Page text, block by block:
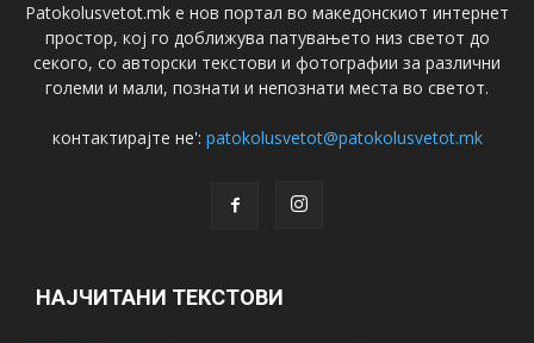
Patokolusvetot.mk е нов портал во македонскиот интернет
простор, кој го доближува патувањето низ светот до
секого, со авторски текстови и фотографии за различни
големи и мали, познати и непознати места во светот.
контактирајте не': patokolusvetot@patokolusvetot.mk
НАЈЧИТАНИ ТЕКСТОВИ